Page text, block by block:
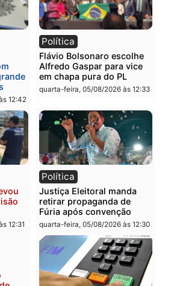
às 15:52 quarta-feira, 05/08/2026 às
debate
vira
de
às 12:48
Polícia
O dinheiro do crime: PF
apreende R$ 2 milhões
Porto Velho e expõe
esquema milionário de
lavagem
quarta-feira, 05/08/2026 às
Política
Flávio Bolsonaro escolhe
Alfredo Gaspar para vice